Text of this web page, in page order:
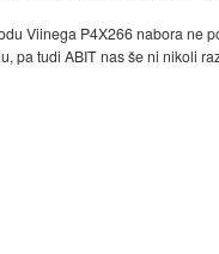
Viinega P4X266 nabora ne
pa tudi ABIT nas še ni nikoli